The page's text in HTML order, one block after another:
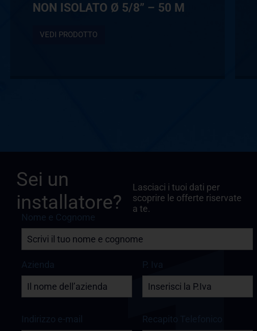
NON ISOLATO Ø 5/8” – 50 M
VEDI PRODOTTO
Sei un
installatore?
Lasciaci i tuoi dati per
scoprire le offerte riservate
a te.
Nome e Cognome
Azienda P. Iva
Indirizzo e-mail Recapito Telefonico